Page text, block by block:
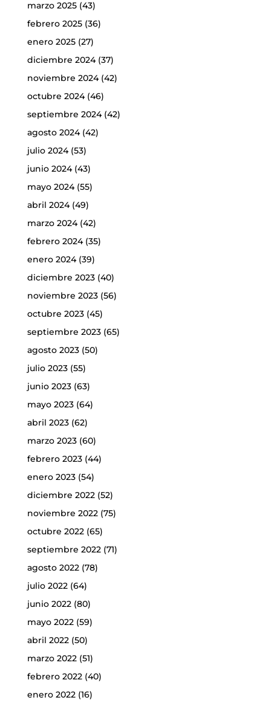
marzo 2025(43)
febrero 2025(36)
enero 2025(27)
diciembre 2024(37)
noviembre 2024(42)
octubre 2024(46)
septiembre 2024(42)
agosto 2024(42)
julio 2024(53)
junio 2024(43)
mayo 2024(55)
abril 2024(49)
marzo 2024(42)
febrero 2024(35)
enero 2024(39)
diciembre 2023(40)
noviembre 2023(56)
octubre 2023(45)
septiembre 2023(65)
agosto 2023(50)
julio 2023(55)
junio 2023(63)
mayo 2023(64)
abril 2023(62)
marzo 2023(60)
febrero 2023(44)
enero 2023(54)
diciembre 2022(52)
noviembre 2022(75)
octubre 2022(65)
septiembre 2022(71)
agosto 2022(78)
julio 2022(64)
junio 2022(80)
mayo 2022(59)
abril 2022(50)
marzo 2022(51)
febrero 2022(40)
enero 2022(16)